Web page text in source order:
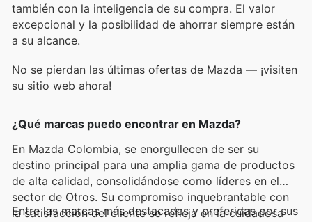
también con la inteligencia de su compra. El valor
excepcional y la posibilidad de ahorrar siempre están
a su alcance.
No se pierdan las últimas ofertas de Mazda — ¡visiten
su sitio web ahora!
¿Qué marcas puedo encontrar en Mazda?
En Mazda Colombia, se enorgullecen de ser su
destino principal para una amplia gama de productos
de alta calidad, consolidándose como líderes en el
sector de Otros. Su compromiso inquebrantable con
la satisfacción del cliente se refleja en la cuidadosa
Entre las marcas más destacadas y preferidas por sus